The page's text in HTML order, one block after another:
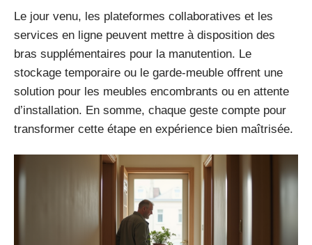
Le jour venu, les plateformes collaboratives et les
services en ligne peuvent mettre à disposition des
bras supplémentaires pour la manutention. Le
stockage temporaire ou le garde-meuble offrent une
solution pour les meubles encombrants ou en attente
d’installation. En somme, chaque geste compte pour
transformer cette étape en expérience bien maîtrisée.